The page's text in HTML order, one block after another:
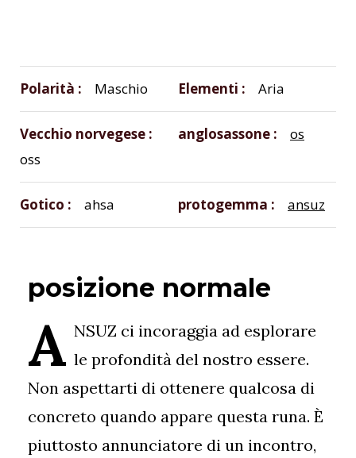
Polarità Maschio Elementi Aria
Vecchio norvegese
oss
anglosassone os
Gotico ahsa protogemma ansuz
posizione normale
A NSUZ ci incoraggia ad esplorare
le profondità del nostro essere.
Non aspettarti di ottenere qualcosa di
concreto quando appare questa runa. È
piuttosto annunciatore di un incontro,